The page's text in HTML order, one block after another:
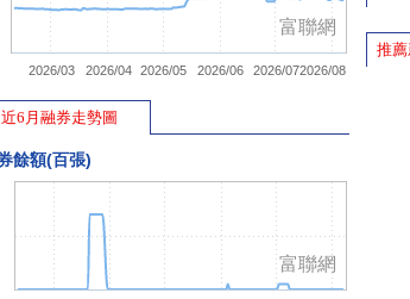
10.45 ▲ 0.05
10.45 ▲ 0.05
23
10.5
10.45
10.6 ▲ 0.2
48
10.55 ▲ 0.15
22
10.5 ▲ 0.1
20
10.45 ▲ 0.05
10
2026/03 2026/04 2026/05 2026/06 2026/072026/08
富聯網
近6月融券走勢圖
餘額(百張)
富聯網
推